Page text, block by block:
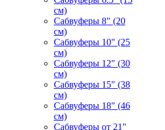
см)
Сабвуферы 8" (20
см)
Сабвуферы 10" (25
см)
Сабвуферы 12" (30
см)
Сабвуферы 15" (38
см)
Сабвуферы 18" (46
см)
Сабвуферы от 21"